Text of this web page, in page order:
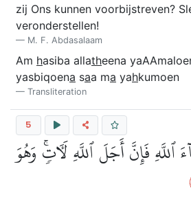
zij Ons kunnen voorbijstreven?
veronderstellen!
M. F. Abdasalaam
Am hasiba allatheena
yasbiqoena saa ma yahkumoen
Transliteration
5
ٱللَّهِ فَإِنَّ أَجَلَ ٱللَّهِ لَأٓتٖۚ وَهُوَ